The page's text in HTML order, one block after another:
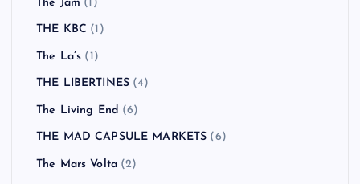
The Jam (1)
THE KBC (1)
The La’s (1)
THE LIBERTINES (4)
The Living End (6)
THE MAD CAPSULE MARKETS (6)
The Mars Volta (2)